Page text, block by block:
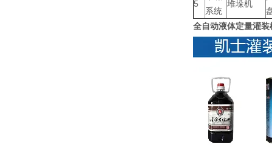
5
系统
堆垛机
全自动液体定量灌